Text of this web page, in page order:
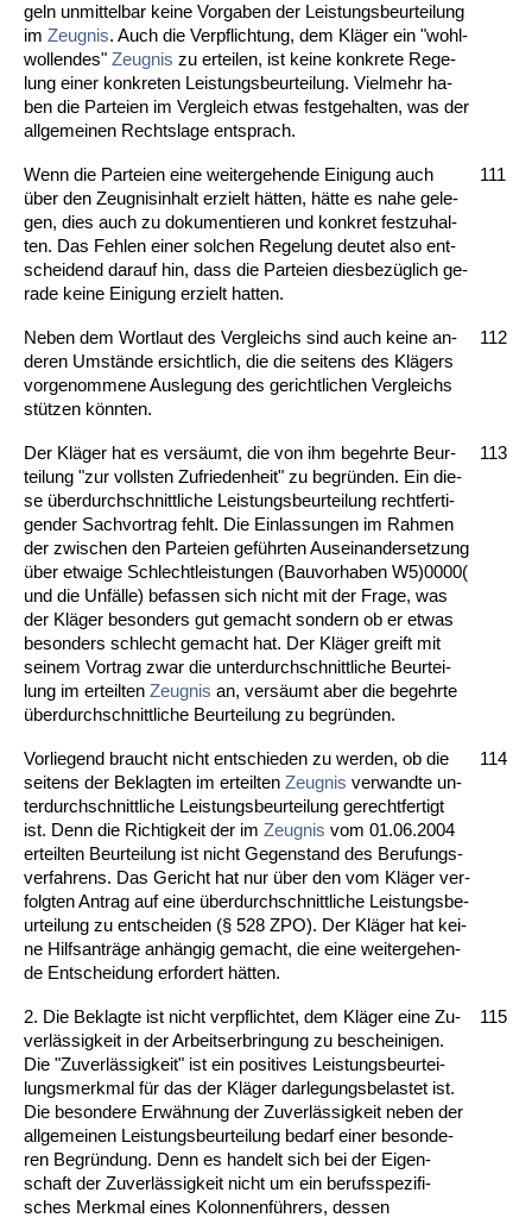
geln un­mit­tel­bar kei­ne Vor­ga­ben der Leis­tungs­be­ur­tei­lung
im Zeug­nis. Auch die Ver­pflich­tung, dem Kläger ein "wohl­
wol­len­des" Zeug­nis zu er­tei­len, ist kei­ne kon­kre­te Re­ge­
lung ei­ner kon­kre­ten Leis­tungs­be­ur­tei­lung. Viel­mehr ha­
ben die Par­tei­en im Ver­gleich et­was fest­ge­hal­ten, was der
all­ge­mei­nen Rechts­la­ge ent­sprach.
Wenn die Par­tei­en ei­ne wei­ter­ge­hen­de Ei­ni­gung auch
über den Zeug­nis­in­halt er­zielt hätten, hätte es na­he ge­le­
gen, dies auch zu do­ku­men­tie­ren und kon­kret fest­zu­hal­
ten. Das Feh­len ei­ner sol­chen Re­ge­lung deu­tet al­so ent­
schei­dend dar­auf hin, dass die Par­tei­en dies­bezüglich ge­
ra­de kei­ne Ei­ni­gung er­zielt hat­ten.
111
Ne­ben dem Wort­laut des Ver­gleichs sind auch kei­ne an­
de­ren Umstände er­sicht­lich, die die sei­tens des Klägers
vor­ge­nom­me­ne Aus­le­gung des ge­richt­li­chen Ver­gleichs
stützen könn­ten.
112
Der Kläger hat es versäumt, die von ihm be­gehr­te Be­ur­
tei­lung "zur volls­ten Zu­frie­den­heit" zu be­gründen. Ein die­
se über­durch­schnitt­li­che Leis­tungs­be­ur­tei­lung recht­fer­ti­
gen­der Sach­vor­trag fehlt. Die Ein­las­sun­gen im Rah­men
der zwi­schen den Par­tei­en geführ­ten Aus­ein­an­der­set­zung
über et­wai­ge Schlecht­leis­tun­gen (Bau­vor­ha­ben W5)0000(
und die Unfälle) be­fas­sen sich nicht mit der Fra­ge, was
der Kläger be­son­ders gut ge­macht son­dern ob er et­was
be­son­ders schlecht ge­macht hat. Der Kläger greift mit
sei­nem Vor­trag zwar die un­ter­durch­schnitt­li­che Be­ur­tei­
lung im er­teil­ten Zeug­nis an, versäumt aber die be­gehr­te
über­durch­schnitt­li­che Be­ur­tei­lung zu be­gründen.
113
Vor­lie­gend braucht nicht ent­schie­den zu wer­den, ob die
sei­tens der Be­klag­ten im er­teil­ten Zeug­nis ver­wand­te un­
ter­durch­schnitt­li­che Leis­tungs­be­ur­tei­lung ge­recht­fer­tigt
ist. Denn die Rich­tig­keit der im Zeug­nis vom 01.06.2004
er­teil­ten Be­ur­tei­lung ist nicht Ge­gen­stand des Be­ru­fungs­
ver­fah­rens. Das Ge­richt hat nur über den vom Kläger ver­
folg­ten An­trag auf ei­ne über­durch­schnitt­li­che Leis­tungs­be­
ur­tei­lung zu ent­schei­den (§ 528 ZPO). Der Kläger hat kei­
ne Hilfs­anträge anhängig ge­macht, die ei­ne wei­ter­ge­hen­
de Ent­schei­dung er­for­dert hätten.
114
2. Die Be­klag­te ist nicht ver­pflich­tet, dem Kläger ei­ne Zu­
verlässig­keit in der Ar­beits­er­brin­gung zu be­schei­ni­gen.
Die "Zu­verlässig­keit" ist ein po­si­ti­ves Leis­tungs­be­ur­tei­
lungs­merk­mal für das der Kläger dar­le­gungs­be­las­tet ist.
Die be­son­de­re Erwähnung der Zu­verlässig­keit ne­ben der
all­ge­mei­nen Leis­tungs­be­ur­tei­lung be­darf ei­ner be­son­de­
ren Be­gründung. Denn es han­delt sich bei der Ei­gen­
schaft der Zu­verlässig­keit nicht um ein be­rufs­spe­zi­fi­
sches Merk­mal ei­nes Ko­lon­nenführers, des­sen
115